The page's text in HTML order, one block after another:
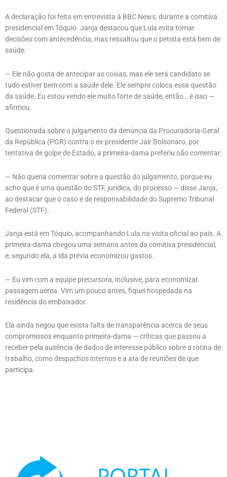
A declaração foi feita em entrevista à BBC News, durante a comitiva
presidencial em Tóquio. Janja destacou que Lula evita tomar
decisões com antecedência, mas ressaltou que o petista está bem de
saúde.
— Ele não gosta de antecipar as coisas, mas ele será candidato se
tudo estiver bem com a saúde dele. Ele sempre coloca essa questão
da saúde. Eu estou vendo ele muito forte de saúde, então… é isso —
afirmou.
Questionada sobre o julgamento da denúncia da Procuradoria-Geral
da República (PGR) contra o ex-presidente Jair Bolsonaro, por
tentativa de golpe de Estado, a primeira-dama preferiu não comentar.
— Não queria comentar sobre a questão do julgamento, porque eu
acho que é uma questão do STF, jurídica, do processo — disse Janja,
ao destacar que o caso é de responsabilidade do Supremo Tribunal
Federal (STF).
Janja está em Tóquio, acompanhando Lula na visita oficial ao país. A
primeira-dama chegou uma semana antes da comitiva presidencial,
e, segundo ela, a ida prévia economizou gastos.
— Eu vim com a equipe precursora, inclusive, para economizar
passagem aérea. Vim um pouco antes, fiquei hospedada na
residência do embaixador.
Ela ainda negou que exista falta de transparência acerca de seus
compromissos enquanto primeira-dama — críticas que passou a
receber pela ausência de dados de interesse público sobre a rotina de
trabalho, como despachos internos e a ata de reuniões de que
participa.